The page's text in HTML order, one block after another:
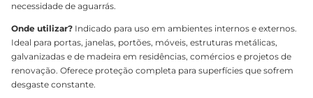
necessidade de aguarrás.
Onde utilizar? Indicado para uso em ambientes internos e externos.
Ideal para portas, janelas, portões, móveis, estruturas metálicas,
galvanizadas e de madeira em residências, comércios e projetos de
renovação. Oferece proteção completa para superfícies que sofrem
desgaste constante.